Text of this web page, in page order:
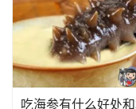
吃海参有什么好处